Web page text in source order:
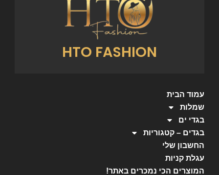
HTO FASHION
עמוד הבית
שמלות
בגדי ים
בגדים – קטגוריות
החשבון שלי
עגלת קניות
המוצרים הכי נמכרים באתר!